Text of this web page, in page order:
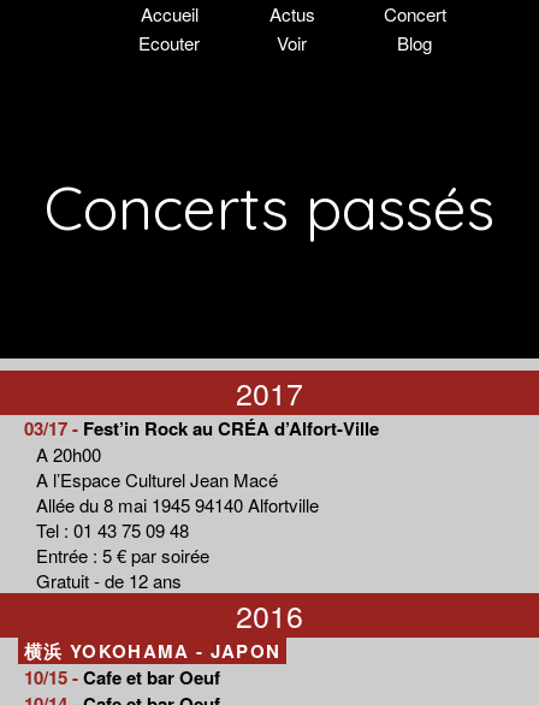
Accueil Actus
Concert
Ecouter
Voir Blog
Concerts passés
2017
03/17 - Fest’in Rock au CRÉA d’Alfort-Ville
A 20h00
A l’Espace Culturel Jean Macé
Allée du 8 mai 1945 94140 Alfortville
Tel : 01 43 75 09 48
Entrée : 5 € par soirée
Gratuit - de 12 ans
2016
横浜 YOKOHAMA - JAPON
10/15 -Cafe et bar Oeuf